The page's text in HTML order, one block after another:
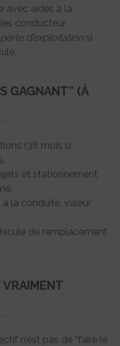
avec aides à la
conducteur
perte d’exploitationsi
GAGNANT” (À
(36 mois si
et stationnement
la conduite, valeur
de remplacement
VRAIMENT
n’est pas de “faire le